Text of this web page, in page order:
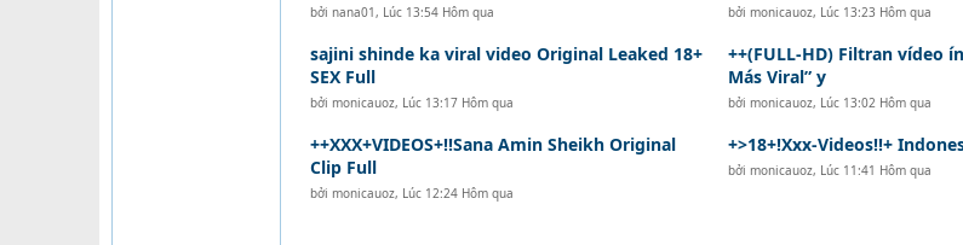
bởi nana01, Lúc 13:54 Hôm qua bởi monicauoz, Lúc 13:23 Hôm qua
sajini shinde ka viral video Original Leaked 18+
SEX Full
bởi monicauoz, Lúc 13:17 Hôm qua
++(FULL-HD) Filtran vídeo
Más Viral” y
bởi monicauoz, Lúc 13:02 Hôm qua
++XXX+VIDEOS+!!Sana Amin Sheikh Original
Clip Full
bởi monicauoz, Lúc 12:24 Hôm qua
+>18+!Xxx-Videos!!+
bởi monicauoz, Lúc 11:41 Hôm qua